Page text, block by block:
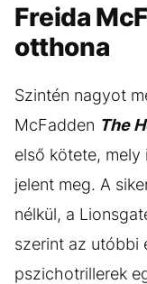
Freida
otthona
Szintén nagyot
McFadden The
első kötete, mely
jelent meg. A
nélkül, a
szerint az utóbbi
pszichotrillerek